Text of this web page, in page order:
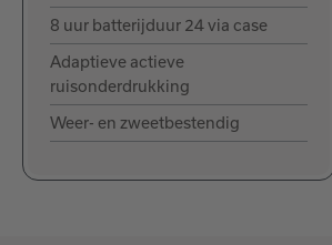
8 uur batterijduur 24 via case
Adaptieve actieve
ruisonderdrukking
Weer- en zweetbestendig